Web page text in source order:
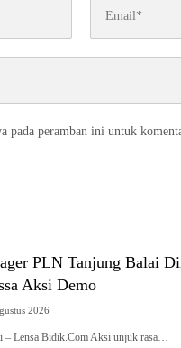
pada peramban ini untuk
PLN Tanjung Balai
Aksi Demo
2026
– Lensa Bidik.Com Aksi unjuk rasa…